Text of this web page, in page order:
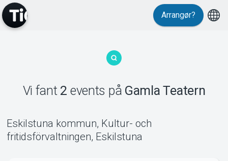
MyTickster
Support
Arrangør?
Vi fant 2 events på Gamla Teatern
Eskilstuna kommun, Kultur- och
fritidsförvaltningen, Eskilstuna